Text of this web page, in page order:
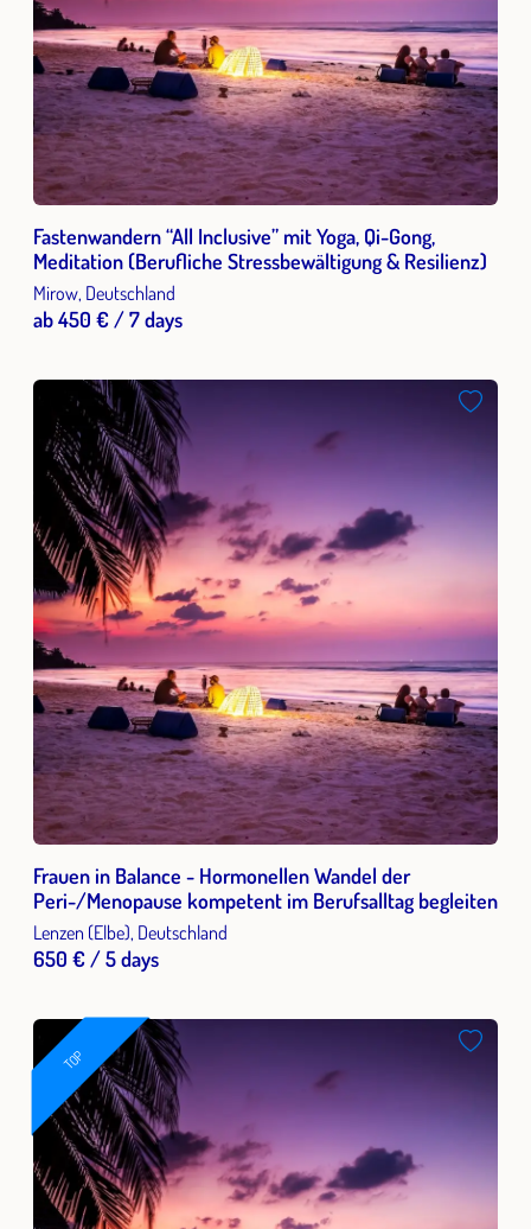
Fastenwandern “All Inclusive” mit Yoga, Qi-Gong,
Meditation (Berufliche Stressbewältigung & Resilienz)
Mirow, Deutschland
ab 450 € / 7 days
Frauen in Balance - Hormonellen Wandel der
Peri-/Menopause kompetent im Berufsalltag begleiten
Lenzen (Elbe), Deutschland
650 € / 5 days
TOP